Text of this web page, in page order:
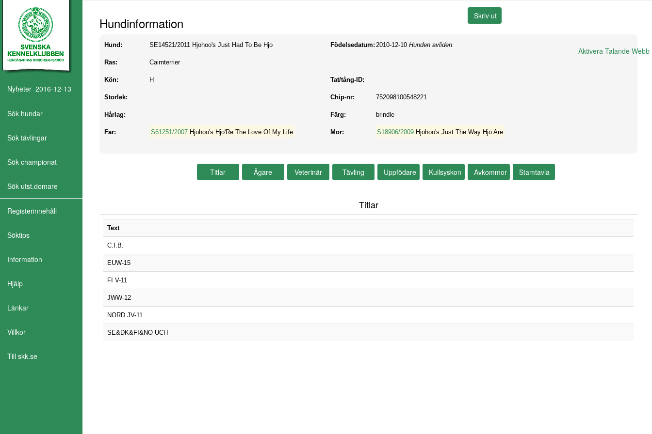
Aktivera Talande Webb
Nyheter 2016-12-13
Sök hundar
Sök tävlingar
Sök championat
Sök utst.domare
Registerinnehåll
Söktips
Information
Hjälp
Länkar
Villkor
Till skk.se
Hundinformation
Hund: SE14521/2011 Hjohoo's Just Had To Be Hjo Födelsedatum: 2010-12-10 Hunden avliden
Ras: Cairnterrier
Kön: H Tat/tång-ID:
Storlek: Chip-nr: 752098100548221
Hårlag: Färg: brindle
Far: S61251/2007 Hjohoo's Hjo'Re The Love Of My Life Mor: S18906/2009 Hjohoo's Just The Way Hjo Are
Titlar
Text
C.I.B.
EUW-15
FI V-11
JWW-12
NORD JV-11
SE&DK&FI&NO UCH